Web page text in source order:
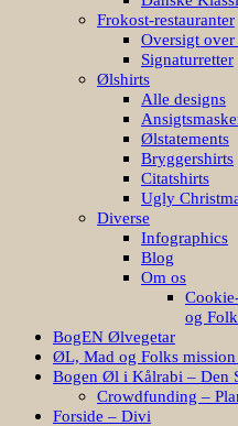
Frokost-restauranter
Oversigt over
Signaturretter
Ølshirts
Alle designs
Ølstatements
Bryggershirts
Citatshirts
Ugly
Diverse
Infographics
Blog
Om os
og
BogEN Ølvegetar
ØL, Mad og Folks
Bogen Øl i Kålrabi – Den
Crowdfunding –
Forside – Divi